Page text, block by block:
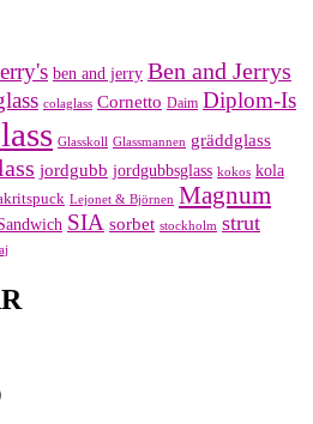
ben and jerry Ben and Jerrys
colaglass Cornetto Daim Diplom-Is
Glasskoll Glassmannen gräddglass
jordgubb jordgubbsglass kokos kola
Lejonet & Björnen Magnum
SIA sorbet stockholm strut